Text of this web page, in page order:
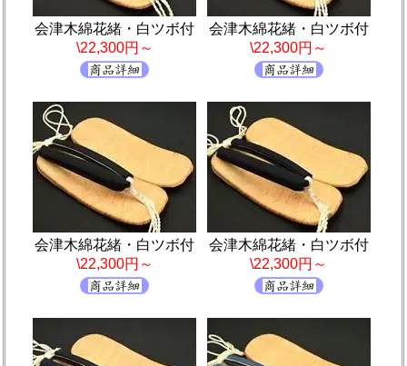
会津木綿花緒・白ツボ付
\22,300円～
会津木綿花緒・白ツボ付
\22,300円～
会津木綿花緒・白ツボ付
\22,300円～
会津木綿花緒・白ツボ付
\22,300円～